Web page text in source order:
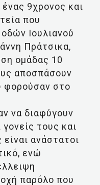
9χρονος και
που
Ιουλιανού
Πράτσικα,
ομάδας 10
αποσπάσουν
φορούσαν στο
να διαφύγουν
τους και
είναι ανάστατοι
ενώ
παρόλο που